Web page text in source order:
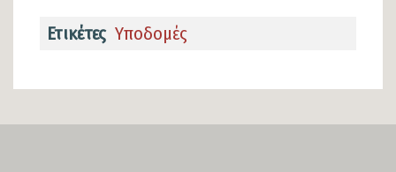
Ετικέτες Υποδομές